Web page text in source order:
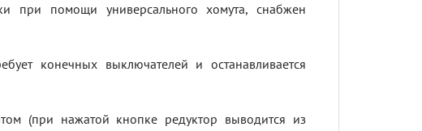
при помощи универсального хомута, снабжен
конечных выключателей и останавливается
(при нажатой кнопке редуктор выводится из